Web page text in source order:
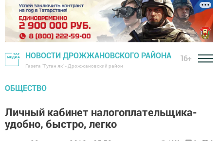
НОВОСТИ ДРОЖЖАНОВСКОГО РАЙОНА
Газета "Туган як" - Дрожжановский район
16+
ОБЩЕСТВО
Личный кабинет налогоплательщика-
удобно, быстро, легко